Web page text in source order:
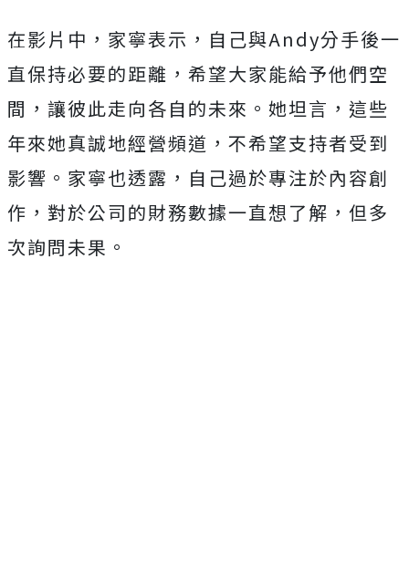
在影片中，家寧表示，自己與Andy分手後一
直保持必要的距離，希望大家能給予他們空
間，讓彼此走向各自的未來。她坦言，這些
年來她真誠地經營頻道，不希望支持者受到
影響。家寧也透露，自己過於專注於內容創
作，對於公司的財務數據一直想了解，但多
次詢問未果。